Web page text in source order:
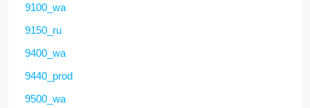
9100_wa
9150_ru
9400_wa
9440_prod
9500_wa